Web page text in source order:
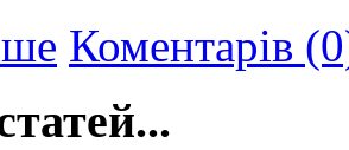
Коментарів